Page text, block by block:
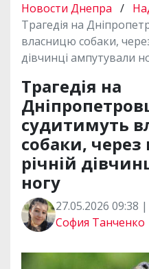
Новости Днепра /
Трагедія на
власницю собаки,
дівчинці ампутували
Трагедія на
судитимуть
собаки, через
річній
ногу
27.05.2026 09:38 |
София Танченко